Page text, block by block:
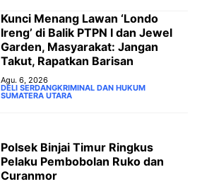
‎Kunci Menang Lawan ‘Londo
Ireng’ di Balik PTPN I dan Jewel
Garden, Masyarakat: Jangan
Takut, Rapatkan Barisan
Agu. 6, 2026
DELI SERDANGKRIMINAL DAN HUKUM
SUMATERA UTARA
Polsek Binjai Timur Ringkus
Pelaku Pembobolan Ruko dan
Curanmor